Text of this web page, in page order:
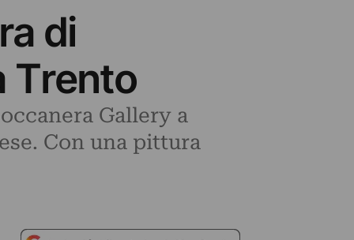
di
Trento
Gallery a
Con una pittura